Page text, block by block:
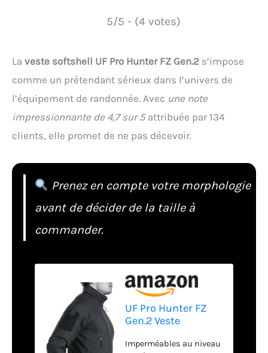
5/5 - (4 votes)
La veste softshell UF Pro Hunter FZ Gen.2 s’impose
comme un prétendant sérieux dans l’univers de
l’équipement de randonnée. Avec une note
impressionnante de 4,7 sur 5attribuée par 134
clients, elle promet de ne pas décevoir.
Prenez en compte votre morphologie
avant de décider de la taille à
commander.
UF Pro Hunter FZ
Gen.2 Veste
marine
Imperméables au niveau